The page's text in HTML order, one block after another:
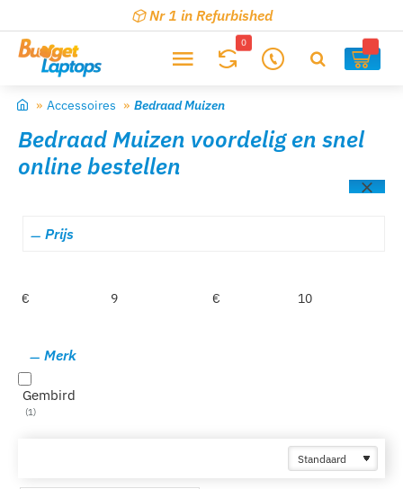
Nr 1 in Refurbished
0
Accessoires Bedraad Muizen
Bedraad Muizen voordelig en snel
online bestellen
Prijs
€ €
Merk
Gembird
1